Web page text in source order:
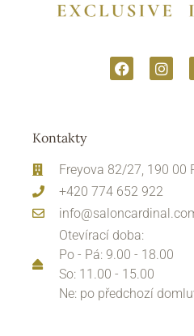
Kontakty
Freyova 82/27, 190 00
+420 774 652 922
Otevírací doba:
Po - Pá: 9.00 - 18.00
So: 11.00 - 15.00
Ne: po předchozí